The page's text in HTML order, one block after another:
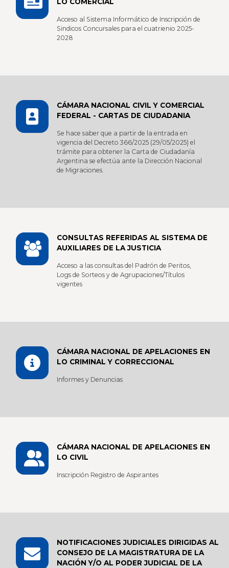
Acceso al Sistema Informático de Inscripción de
Sindicos Concursales para el cuatrienio 2025-
2028
CÁMARA NACIONAL CIVIL Y COMERCIAL
FEDERAL - CARTAS DE CIUDADANIA
Se hace saber que a partir de la entrada en
vigencia del Decreto 366/2025 (29/05/2025) el
trámite para obtener la Carta de Ciudadanía
Argentina se efectúa ante la Dirección Nacional
de Migraciones.
CONSULTAS REFERIDAS AL SISTEMA DE
AUXILIARES DE LA JUSTICIA
Acceso a las consultas del Padrón de Peritos,
Logs de Sorteos y de Agrupaciones/Títulos
vigentes
CÁMARA NACIONAL DE APELACIONES EN
LO CRIMINAL Y CORRECCIONAL
Informes y Denuncias
CÁMARA NACIONAL DE APELACIONES EN
LO CIVIL
Inscripción Registro de Aspirantes
NOTIFICACIONES JUDICIALES DIRIGIDAS AL
CONSEJO DE LA MAGISTRATURA DE LA
NACIÓN Y/O AL PODER JUDICIAL DE LA